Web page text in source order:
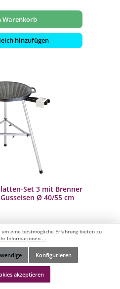
Warenkorb
hinzufügen
Set 3 mit Brenner
Ø 40/55 cm
Brenner und Grillplatte
Gusseisen mit ca. 55
geriffelt
Brenner (40 cm) mit 11,4 kW
ca. 485 g/Stunde
eine bestmögliche Erfahrung bieten zu
Informationen ...
Konfigurieren
akzeptieren